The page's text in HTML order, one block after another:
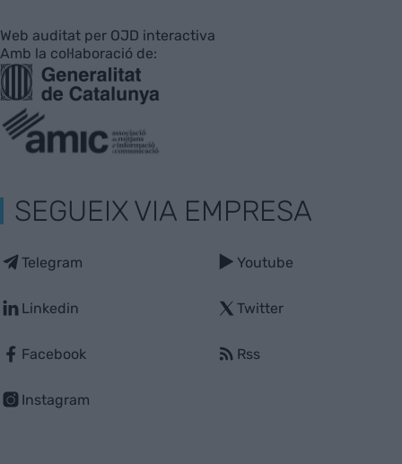
Web auditat per OJD interactiva
Amb la col·laboració de:
SEGUEIX VIA EMPRESA
Telegram
Linkedin
Facebook
Instagram
Youtube
Twitter
Rss